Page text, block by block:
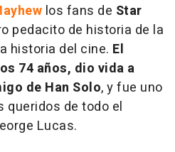
los fans de Star
pedacito de historia de la
historia del cine. El
74 años, dio vida a
de Han Solo, y fue uno
queridos de todo el
Lucas.